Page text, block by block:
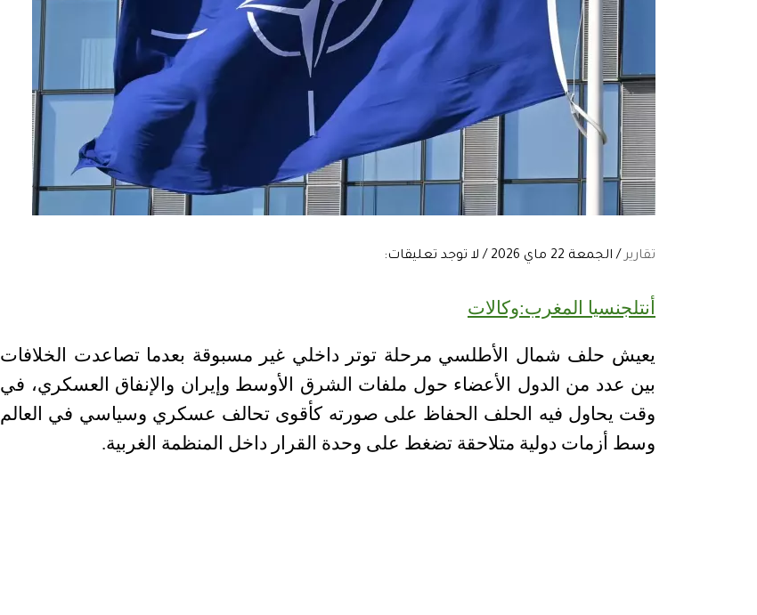
تقارير/ الجمعة 22 ماي 2026 / لا توجد تعليقات:
أنتلجنسيا المغرب:وكالات
يعيش حلف شمال الأطلسي مرحلة توتر داخلي غير مسبوقة بعدما تصاعدت الخلافات
بين عدد من الدول الأعضاء حول ملفات الشرق الأوسط وإيران والإنفاق العسكري، في
وقت يحاول فيه الحلف الحفاظ على صورته كأقوى تحالف عسكري وسياسي في العالم
وسط أزمات دولية متلاحقة تضغط على وحدة القرار داخل المنظمة الغربية.